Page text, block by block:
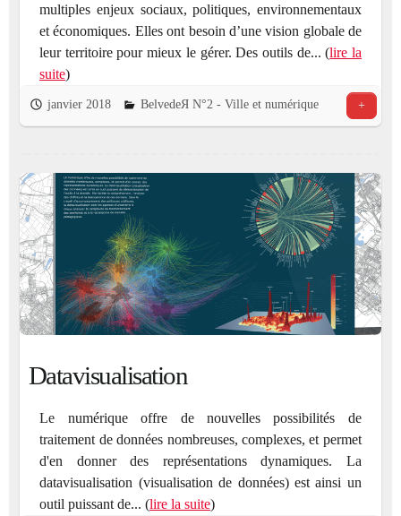
multiples enjeux sociaux, politiques, environnementaux
et économiques. Elles ont besoin d’une vision globale de
leur territoire pour mieux le gérer. Des outils de... (lire la
suite)
janvier 2018 BelvedeЯ N°2 - Ville et numérique +
Datavisualisation
Le numérique offre de nouvelles possibilités de
traitement de données nombreuses, complexes, et permet
d'en donner des représentations dynamiques. La
datavisualisation (visualisation de données) est ainsi un
outil puissant de... (lire la suite)